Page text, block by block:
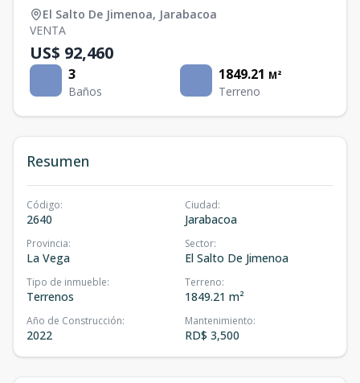
El Salto De Jimenoa, Jarabacoa
VENTA
US$ 92,460
3
Baños
1849.21 M²
Terreno
Resumen
Código:
2640
Ciudad:
Jarabacoa
Provincia:
La Vega
Sector:
El Salto De Jimenoa
Tipo de inmueble:
Terrenos
Terreno:
1849.21 m²
Año de Construcción:
2022
Mantenimiento:
RD$ 3,500